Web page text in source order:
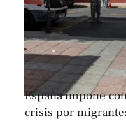
España impone
crisis por